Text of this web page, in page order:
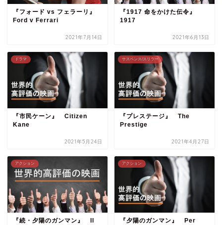
『フォード vs フェラーリ』
Ford v Ferrari
2021年7月14日
『1917 命をかけた伝令』
1917
2021年6月13日
ドラマ
『市民ケーン』 Citizen
Kane
2021年5月24日
サスペンス/スリラー
『プレステージ』 The
Prestige
2021年4月27日
アクション
『続・夕陽のガンマン』 Il
アクション
『夕陽のガンマン』 Per